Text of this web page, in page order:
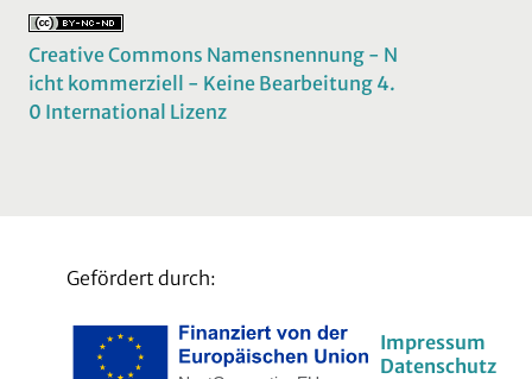
Creative Commons Namensnennung - N
icht kommerziell - Keine Bearbeitung 4.
0 International Lizenz
Gefördert durch:
Impressum
Datenschutz